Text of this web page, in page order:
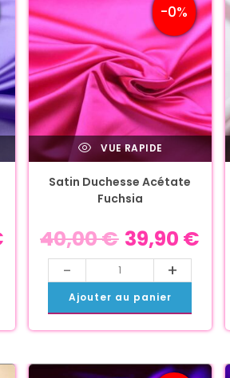
-0%
VUE RAPIDE
Satin Duchesse Acétate
Fuchsia
40,00€ 39,90 €
- +
Ajouter au panier